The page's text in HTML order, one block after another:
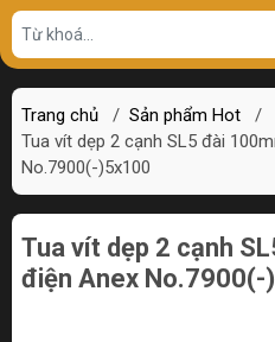
Trang chủ / Sản phẩm Hot
/
Tua vít dẹp 2 cạnh SL5 đài
No.7900(-)5x100
Giá bán
Tua vít dẹp 2 cạnh
điện Anex No.7900(-